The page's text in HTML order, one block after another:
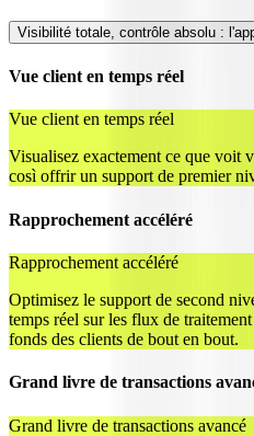
Visibilité totale, contrôle absolu :
Vue client en temps réel
Vue client en temps réel
Visualisez exactement ce que voit
così offrir un support de premier
Rapprochement accéléré
Rapprochement accéléré
Optimisez le support de second
temps réel sur les flux de
fonds des clients de bout en bout.
Grand livre de transactions
Grand livre de transactions avancé